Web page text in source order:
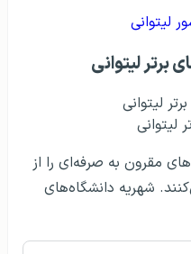
لیتوانی
لیتوانی
لیتوانی
مقرون ‌به‌ صرفه‌ای را از
شهریه دانشگاه‌های